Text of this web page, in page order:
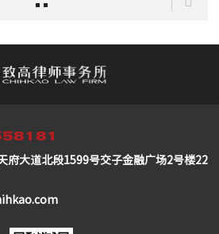
府大道北段1599号交子金融广场2号楼22